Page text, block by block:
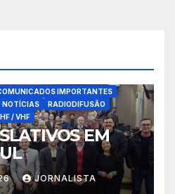
IMPORTANTES
NOTÍCIAS
RADIODIFUSÃO
/ VHF
EM
JORNALISTA